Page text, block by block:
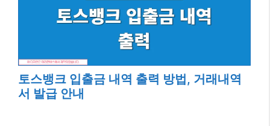
토스뱅크 입출금 내역 출력 방법, 거래내역
서 발급 안내